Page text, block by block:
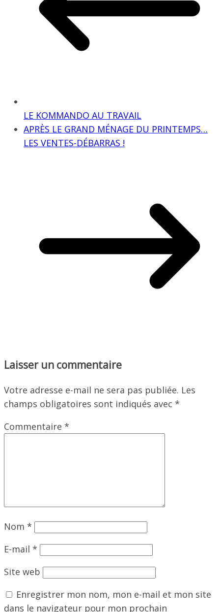
LE KOMMANDO AU TRAVAIL
APRÈS LE GRAND MÉNAGE DU PRINTEMPS…
LES VENTES-DÉBARRAS !
Laisser un commentaire
Votre adresse e-mail ne sera pas publiée. Les
champs obligatoires sont indiqués avec *
Commentaire *
Nom *
E-mail *
Site web
Enregistrer mon nom, mon e-mail et mon site
dans le navigateur pour mon prochain